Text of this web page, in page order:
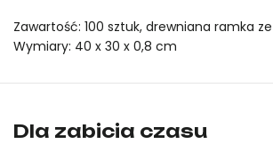
Zawartość: 100 sztuk, drewniana ramka
Wymiary: 40 x 30 x 0,8 cm
Drewniane puzzle – Zwierzęta z dżungli
drewniane puzzle – Zwierzęta z dżungli
Dla zabicia czasu